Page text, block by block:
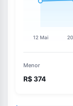
Menor
R$ 374